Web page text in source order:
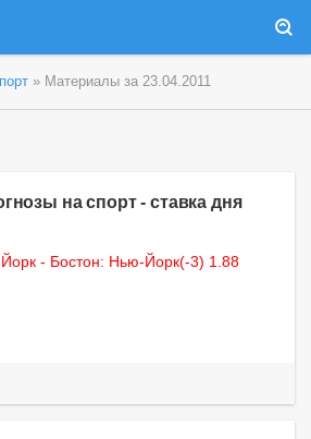
» Материалы за 23.04.2011
на спорт - ставка дня
- Бостон: Нью-Йорк(-3) 1.88